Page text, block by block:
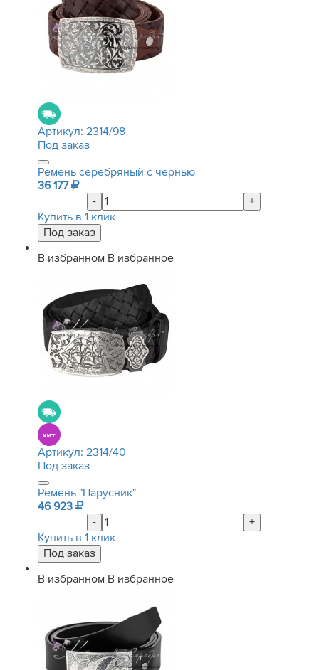
Артикул: 2314/98
Под заказ
Ремень серебряный с чернью
36 177
-
+
Купить в 1 клик
В избранном В избранное
Артикул: 2314/40
Под заказ
Ремень "Парусник"
46 923
-
+
Купить в 1 клик
В избранном В избранное